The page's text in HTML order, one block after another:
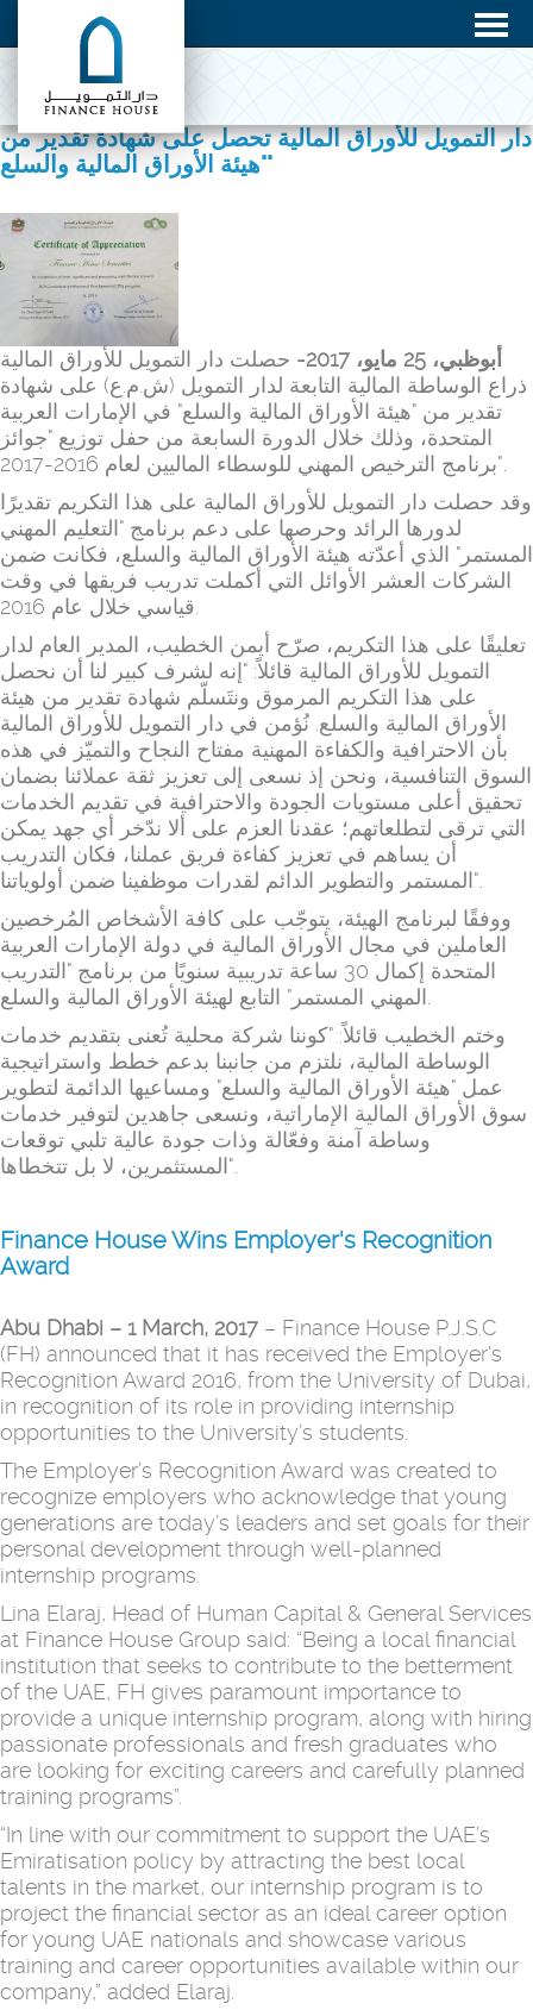
دار التمويل للأوراق المالية تحصل على شهادة تقدير من
"هيئة الأوراق المالية والسلع"
أبوظبي، 25 مايو، 2017-
حصلت دار التمويل للأوراق المالية
ذراع الوساطة المالية التابعة لدار التمويل (ش.م.ع) على شهادة
تقدير من "هيئة الأوراق المالية والسلع" في الإمارات العربية
المتحدة، وذلك خلال الدورة السابعة من حفل توزيع "جوائز
برنامج الترخيص المهني للوسطاء الماليين لعام 2016-2017".
وقد حصلت دار التمويل للأوراق المالية على هذا التكريم تقديرًا
لدورها الرائد وحرصها على دعم برنامج "التعليم المهني
المستمر" الذي أعدّته هيئة الأوراق المالية والسلع، فكانت ضمن
الشركات العشر الأوائل التي أكملت تدريب فريقها في وقت
تعليقًا على هذا التكريم، صرّح أيمن الخطيب، المدير العام لدار
التمويل للأوراق المالية قائلاً: "إنه لشرف كبير لنا أن نحصل
على هذا التكريم المرموق ونتَسلّم شهادة تقدير من هيئة
الأوراق المالية والسلع. نُؤمن في دار التمويل للأوراق المالية
بأن الاحترافية والكفاءة المهنية مفتاح النجاح والتميّز في هذه
السوق التنافسية، ونحن إذ نسعى إلى تعزيز ثقة عملائنا بضمان
تحقيق أعلى مستويات الجودة والاحترافية في تقديم الخدمات
التي ترقى لتطلعاتهم؛ عقدنا العزم على ألا ندّخر أي جهد يمكن
أن يساهم في تعزيز كفاءة فريق عملنا، فكان التدريب
المستمر والتطوير الدائم لقدرات موظفينا ضمن أولوياتنا".
ووفقًا لبرنامج الهيئة، يتوجّب على كافة الأشخاص المُرخصين
العاملين في مجال الأوراق المالية في دولة الإمارات العربية
المتحدة إكمال 30 ساعة تدريبية سنويًا من برنامج "التدريب
وختم الخطيب قائلاً: "كوننا شركة محلية تُعنى بتقديم خدمات
الوساطة المالية، نلتزم من جانبنا بدعم خطط واستراتيجية
عمل "هيئة الأوراق المالية والسلع" ومساعيها الدائمة لتطوير
سوق الأوراق المالية الإماراتية، ونسعى جاهدين لتوفير خدمات
وساطة آمنة وفعّالة وذات جودة عالية تلبي توقعات
المستثمرين، لا بل تتخطاها".
Finance House Wins Employer's Recognition
Award
Abu Dhabi – 1 March, 2017 – Finance House P.J.S.C
(FH) announced that it has received the Employer's
Recognition Award 2016, from the University of Dubai,
in recognition of its role in providing internship
opportunities to the University’s students.
The Employer’s Recognition Award was created to
recognize employers who acknowledge that young
generations are today’s leaders and set goals for their
personal development through well-planned
internship programs.
Lina Elaraj, Head of Human Capital & General Services
at Finance House Group said: “Being a local financial
institution that seeks to contribute to the betterment
of the UAE, FH gives paramount importance to
provide a unique internship program, along with hiring
passionate professionals and fresh graduates who
are looking for exciting careers and carefully planned
training programs”.
“In line with our commitment to support the UAE’s
Emiratisation policy by attracting the best local
talents in the market, our internship program is to
project the financial sector as an ideal career option
for young UAE nationals and showcase various
training and career opportunities available within our
company,” added Elaraj.